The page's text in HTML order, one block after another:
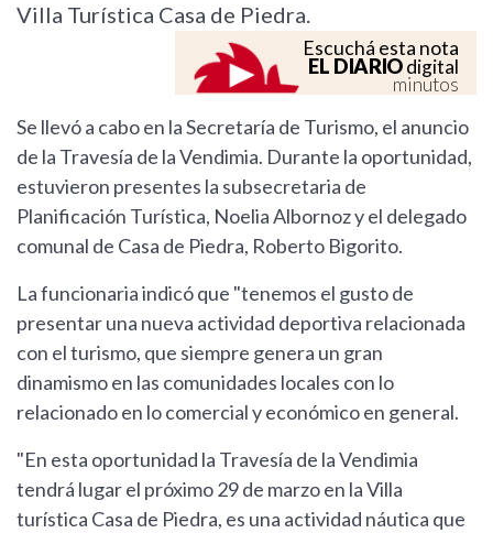
Villa Turística Casa de Piedra.
Escuchá esta nota
EL DIARIOdigital
minutos
Se llevó a cabo en la Secretaría de Turismo, el anuncio
de la Travesía de la Vendimia. Durante la oportunidad,
estuvieron presentes la subsecretaria de
Planificación Turística, Noelia Albornoz y el delegado
comunal de Casa de Piedra, Roberto Bigorito.
La funcionaria indicó que "tenemos el gusto de
presentar una nueva actividad deportiva relacionada
con el turismo, que siempre genera un gran
dinamismo en las comunidades locales con lo
relacionado en lo comercial y económico en general.
"En esta oportunidad la Travesía de la Vendimia
tendrá lugar el próximo 29 de marzo en la Villa
turística Casa de Piedra, es una actividad náutica que